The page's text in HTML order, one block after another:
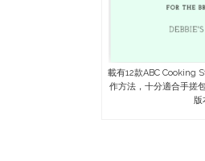
載有12款ABC Cooking
作方法，十分適合手搓
版